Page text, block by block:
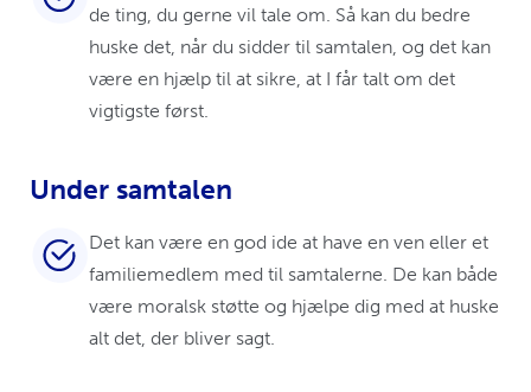
de ting, du gerne vil tale om. Så kan du bedre
huske det, når du sidder til samtalen, og det kan
være en hjælp til at sikre, at I får talt om det
vigtigste først.
Under samtalen
Det kan være en god ide at have en ven eller et
familiemedlem med til samtalerne. De kan både
være moralsk støtte og hjælpe dig med at huske
alt det, der bliver sagt.